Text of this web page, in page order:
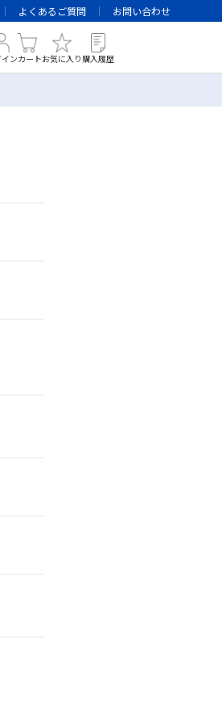
よくあるご質問 お問い合わせ
ンカートお気に入り 購入履歴